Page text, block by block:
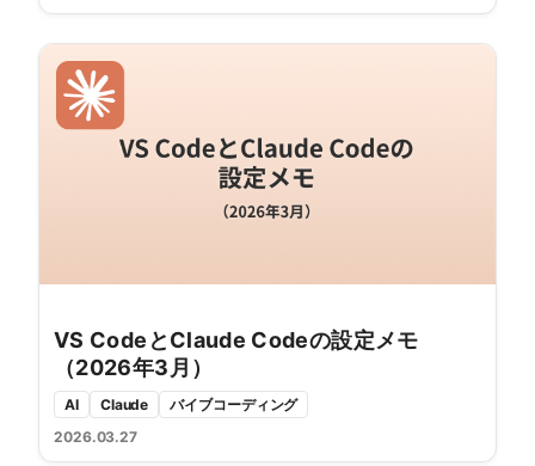
VS CodeとClaude Codeの設定メモ
（2026年3月）
AI Claude
バイブコーディング
2026.03.27